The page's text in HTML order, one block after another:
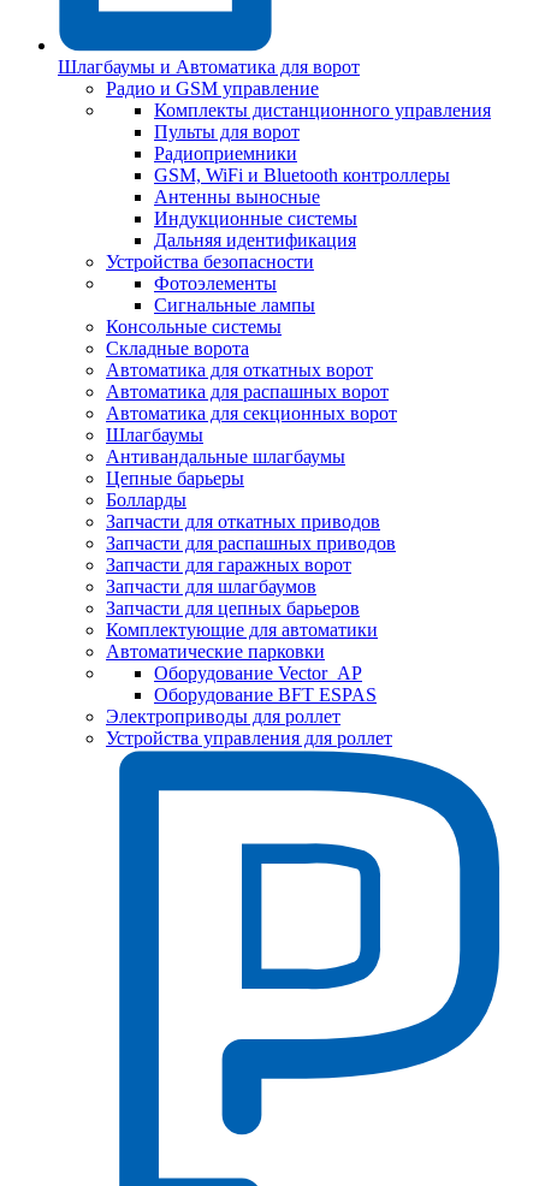
Шлагбаумы и Автоматика для ворот
Радио и GSM управление
Комплекты дистанционного управления
Пульты для ворот
Радиоприемники
GSM, WiFi и Bluetooth контроллеры
Антенны выносные
Индукционные системы
Дальняя идентификация
Устройства безопасности
Фотоэлементы
Сигнальные лампы
Консольные системы
Складные ворота
Автоматика для откатных ворот
Автоматика для распашных ворот
Автоматика для секционных ворот
Шлагбаумы
Антивандальные шлагбаумы
Цепные барьеры
Болларды
Запчасти для откатных приводов
Запчасти для распашных приводов
Запчасти для гаражных ворот
Запчасти для шлагбаумов
Запчасти для цепных барьеров
Комплектующие для автоматики
Автоматические парковки
Оборудование Vector_AP
Оборудование BFT ESPAS
Электроприводы для роллет
Устройства управления для роллет